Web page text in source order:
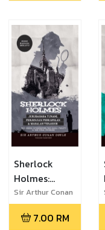
Biji Oren &
Lelaki
Bermulut
Herot - Edisi
Bahasa
Melayu
Sherlock
Holmes:
Jurubahasa
Yunani,
Perjanjian
Sir Arthur Conan
Doyle
7.00 RM